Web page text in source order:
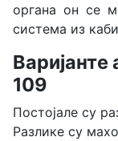
органа он се
система из
109
Постојале су
Разлике су